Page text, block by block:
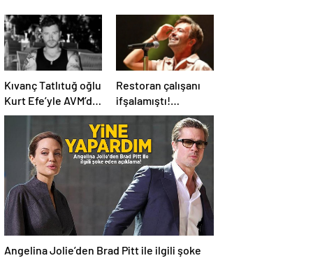
Kıvanç Tatlıtuğ oğlu
Kurt Efe’yle AVM’de
görüntülendi!
“Birlikte geçirdiğimi
her an..”
Restoran çalışanı
ifşalamıştı!
Yalın’dan ‘maden
suyu için beni
ağlattı’ iddialarına
yanıt geldi: Eğer
istemeden birini
kırmışsam…
Angelina Jolie’den Brad Pitt ile ilgili şoke